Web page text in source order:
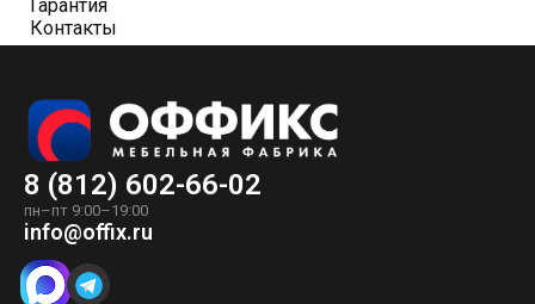
Гарантия
Контакты
8 (812) 602-66-02
пн–пт 9:00–19:00
info@offix.ru